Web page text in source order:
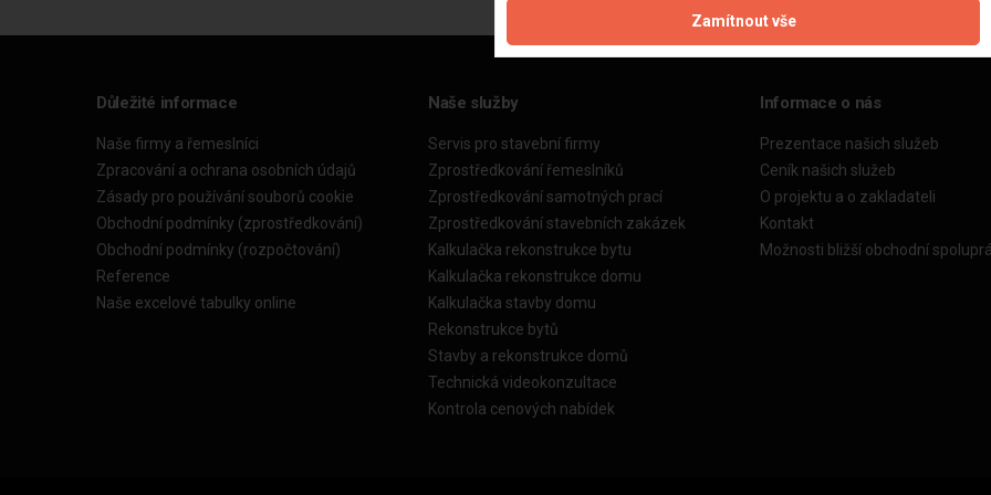
Důležité informace
Naše firmy a řemeslníci
Zpracování a ochrana osobních údajů
Zásady pro používání souborů cookie
Obchodní podmínky (zprostředkování)
Obchodní podmínky (rozpočtování)
Reference
Naše excelové tabulky online
Naše služby
Servis pro stavební firmy
Zprostředkování řemeslníků
Zprostředkování samotných prací
Zprostředkování stavebních zakázek
Kalkulačka rekonstrukce bytu
Kalkulačka rekonstrukce domu
Kalkulačka stavby domu
Rekonstrukce bytů
Stavby a rekonstrukce domů
Technická videokonzultace
Kontrola cenových nabídek
Informace o nás
Prezentace našich služeb
Ceník našich služeb
O projektu a o zakladateli
Kontakt
Možnosti bližší obchodní
Zamítnout vše